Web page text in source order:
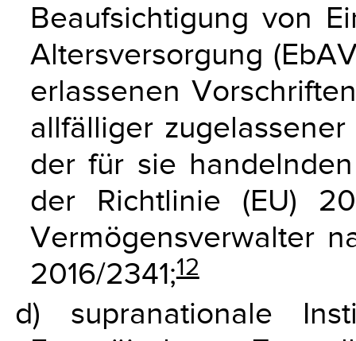
Beaufsichtigung von
Altersversorgung
erlassenen
allfälliger
der für sie
der Richtlinie (EU)
Vermögensverwalter
2016/2341;12
d) supranationale